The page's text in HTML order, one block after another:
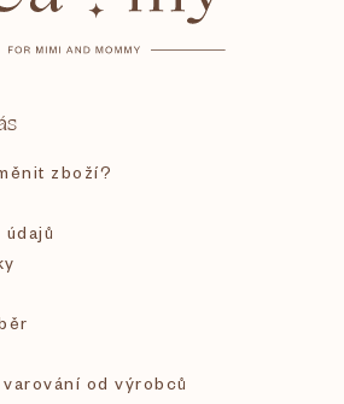
zboží?
od výrobců